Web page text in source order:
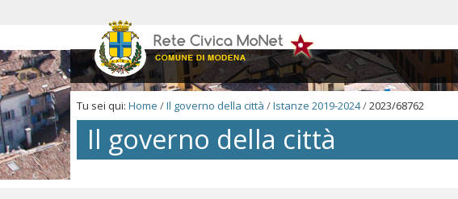
|
Salta
alla
navigazione
Tu sei qui: Home /Il governo della città /Istanze 2019-2024/2023/68762
Il governo della città